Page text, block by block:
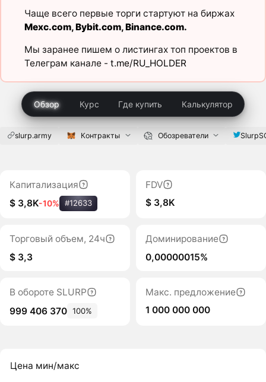
Чаще всего первые торги стартуют на биржах
Mexc.com,Bybit.com,Binance.com.
Мы заранее пишем о листингах топ проектов в
Телеграм канале - t.me/RU_HOLDER
Обзор Курс Где купить Калькулятор
slurp.army Контракты Обозреватели
Капитализация
$ 3,8K-10% #12633
FDV
$ 3,8K
Торговый объем, 24ч
$ 3,3
Доминирование
0,00000015%
В обороте SLURP
999 406 370 100%
Макс. предложение
1 000 000 000
Цена мин/макс